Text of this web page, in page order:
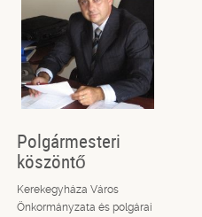
Polgármesteri
köszöntő
Kerekegyháza Város
Önkormányzata és polgárai